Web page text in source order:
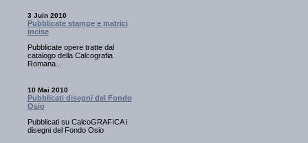
3 Juin 2010
Pubblicate stampe e matrici
incise
Pubblicate opere tratte dal
catalogo della Calcografia
Romana...
10 Mai 2010
Pubblicati disegni del Fondo
Osio
Pubblicati su CalcoGRAFICA i
disegni del Fondo Osio